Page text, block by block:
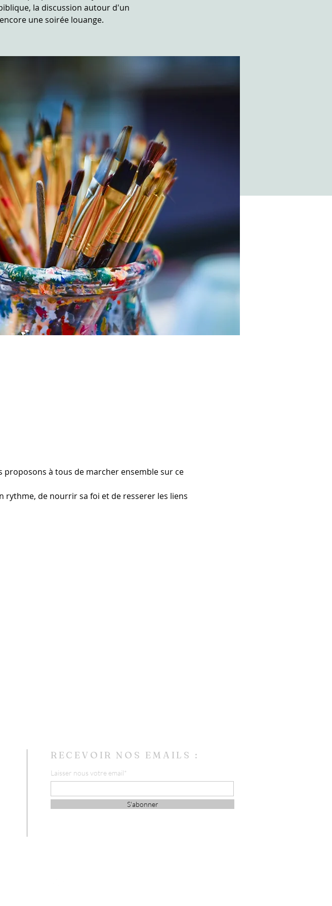
la discussion autour d'un
une soirée louange.
proposons à tous de marcher ensemble sur ce
rythme, de nourrir sa foi et de resserer les liens
RECEVOIR NOS EMAILS :
Laisser nous votre email*
S'abonner